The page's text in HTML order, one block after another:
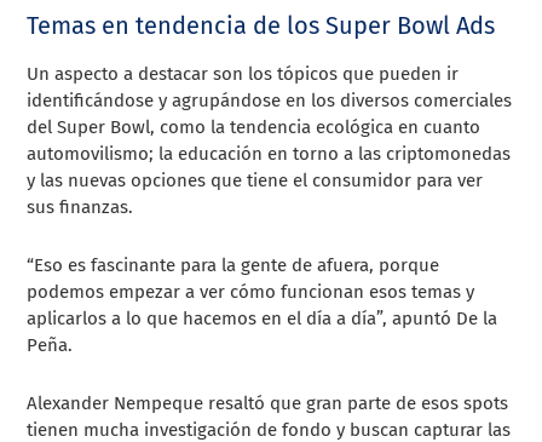
Temas en tendencia de los Super Bowl Ads
Un aspecto a destacar son los tópicos que pueden ir
identificándose y agrupándose en los diversos comerciales
del Super Bowl, como la tendencia ecológica en cuanto
automovilismo; la educación en torno a las criptomonedas
y las nuevas opciones que tiene el consumidor para ver
sus finanzas.
“Eso es fascinante para la gente de afuera, porque
podemos empezar a ver cómo funcionan esos temas y
aplicarlos a lo que hacemos en el día a día”, apuntó De la
Peña.
Alexander Nempeque resaltó que gran parte de esos spots
tienen mucha investigación de fondo y buscan capturar las